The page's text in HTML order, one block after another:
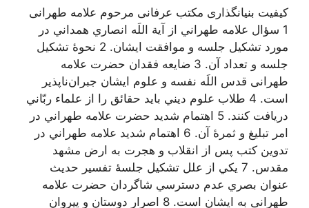
کیفیت بنیانگذاری مکتب عرفانی مرحوم علامه طهرانی
1 سؤال علامه طهراني از آية اللَه انصاري همداني در
مورد تشكيل جلسه و موافقت ايشان. 2 نحوۀ تشكيل
جلسه و تعداد آن. 3 ضايعه فقدان حضرت علامه
طهرانی قدس اللَه نفسه و علوم ايشان جبران‌ناپذير
است. 4 طلاب علوم ديني بايد حقائق را از علماء ربّاني
دريافت كنند. 5 اهتمام شديد حضرت علامه طهراني در
امر تبليغ و ثمرۀ آن. 6 اهتمام شديد علامه طهراني در
تدوين كتب پس از انقلاب و هجرت به ارض مشهد
مقدس. 7 يكي از علل تشكيل جلسۀ تفسير حديث
عنوان بصري عدم دسترسي شاگردان حضرت علامه
طهرانی به ايشان است. 8 اصرار دوستان و پيروان